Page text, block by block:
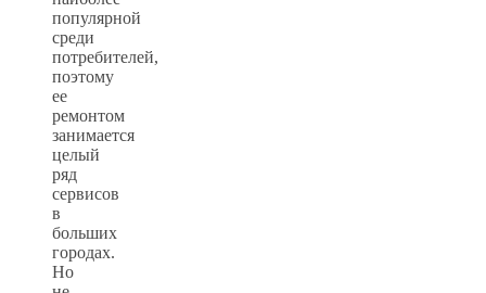
популярной
среди
потребителей,
поэтому
ее
ремонтом
занимается
целый
ряд
сервисов
в
больших
городах.
Но